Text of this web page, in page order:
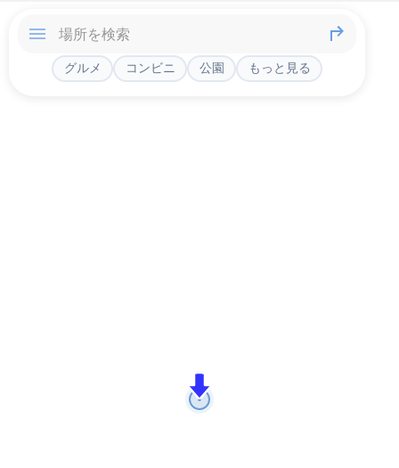
グルメ コンビニ 公園 もっと見る